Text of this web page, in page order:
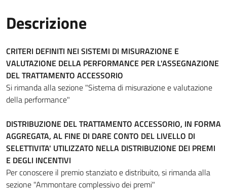
Descrizione
CRITERI DEFINITI NEI SISTEMI DI MISURAZIONE E
VALUTAZIONE DELLA PERFORMANCE PER L'ASSEGNAZIONE
DEL TRATTAMENTO ACCESSORIO
Si rimanda alla sezione "Sistema di misurazione e valutazione
della performance"
DISTRIBUZIONE DEL TRATTAMENTO ACCESSORIO, IN FORMA
AGGREGATA, AL FINE DI DARE CONTO DEL LIVELLO DI
SELETTIVITA' UTILIZZATO NELLA DISTRIBUZIONE DEI PREMI
E DEGLI INCENTIVI
Per conoscere il premio stanziato e distribuito, si rimanda alla
sezione "Ammontare complessivo dei premi"